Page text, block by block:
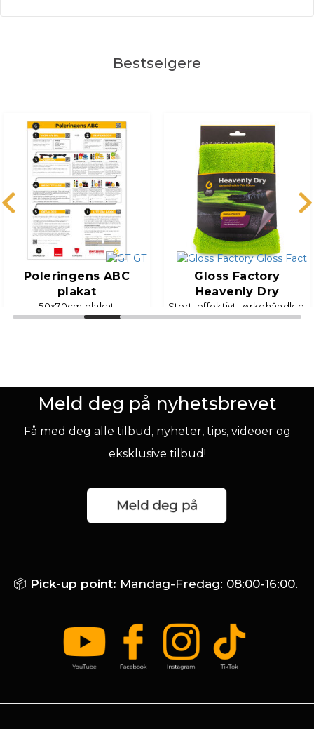
Bestselgere
Poleringens ABC
plakat
50x70cm plakat
Gloss Factory
Heavenly Dry
Stort, effektivt tørkehåndkle,
70x90 cm
Meld deg på nyhetsbrevet
Få med deg alle tilbud, nyheter, tips, videoer og
eksklusive tilbud!
📦 Pick-up point: Mandag-Fredag: 08:00-16:00.